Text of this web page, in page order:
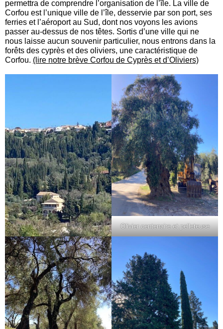
permettra de comprendre l’organisation de l’île. La ville de
Corfou est l’unique ville de l’île, desservie par son port, ses
ferries et l’aéroport au Sud, dont nos voyons les avions
passer au-dessus de nos têtes. Sortis d’une ville qui ne
nous laisse aucun souvenir particulier, nous entrons dans la
forêts des cyprès et des oliviers, une caractéristique de
Corfou. (lire notre brève Corfou de Cyprès et d’Oliviers)
Olivier centenaire et pelleteuse